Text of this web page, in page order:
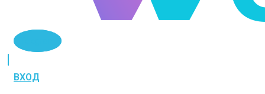
ВХОД